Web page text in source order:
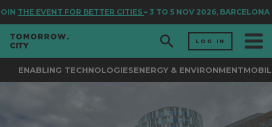
THE EVENT FOR BETTER CITIES– 3 TO 5 NOV 2026, BARCELONA
LOG IN
ENABLING TECHNOLOGIESENERGY & ENVIRONMENT